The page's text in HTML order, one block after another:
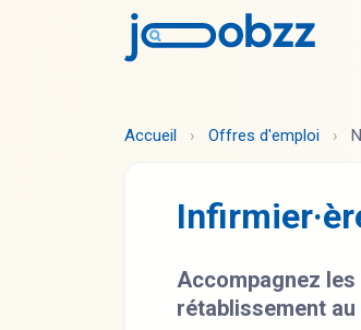
Accueil › Offres d'emploi ›
Accompagnez
rétablissement au